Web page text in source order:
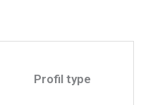
Profil type